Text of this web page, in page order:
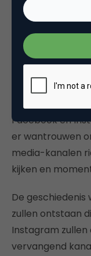
waarde die
tegen de
verbonden zijn.
migratie van
de rol van
Facebook en
er wantrouwen
media-kanalen
kijken en
De
zullen ontstaan
Instagram zullen
vervangend